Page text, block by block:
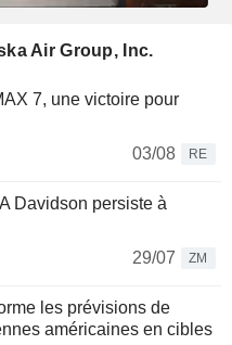
Air Group, Inc.
7, une victoire pour
03/08
RE
Davidson persiste à
29/07
ZM
les prévisions de
américaines en cibles